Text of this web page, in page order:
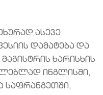
ასევე
დამატება და
ხარისხის
ინგლისში,
საფრანგეთში,